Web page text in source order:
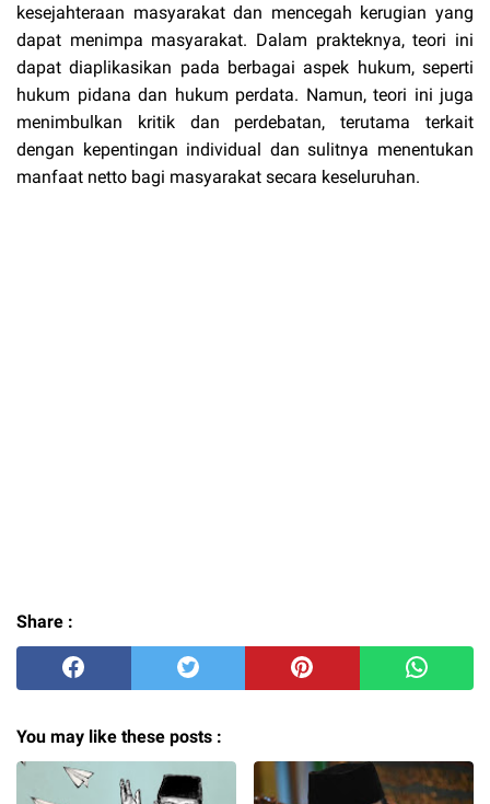
kesejahteraan masyarakat dan mencegah kerugian yang
dapat menimpa masyarakat. Dalam prakteknya, teori ini
dapat diaplikasikan pada berbagai aspek hukum, seperti
hukum pidana dan hukum perdata. Namun, teori ini juga
menimbulkan kritik dan perdebatan, terutama terkait
dengan kepentingan individual dan sulitnya menentukan
manfaat netto bagi masyarakat secara keseluruhan.
Share :
You may like these posts :